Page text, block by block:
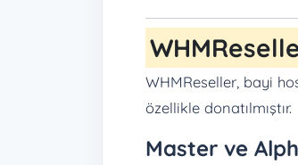
WHMReseller, bayi
özellikle donatılmıştır.
Master ve